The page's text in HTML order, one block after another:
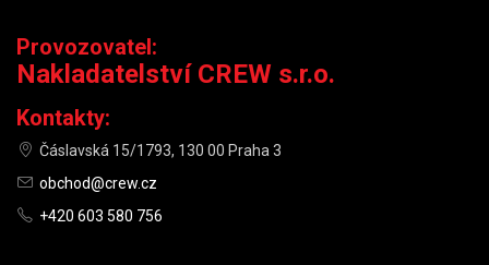
Provozovatel:
Nakladatelství CREW s.r.o.
Kontakty:
Čáslavská 15/1793, 130 00 Praha 3
obchod@crew.cz
+420 603 580 756